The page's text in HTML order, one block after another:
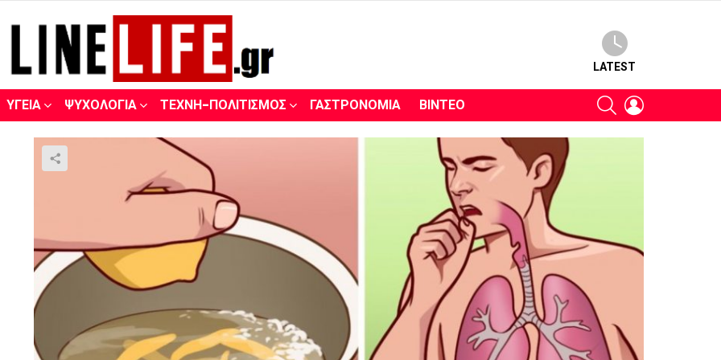
LATEST
ΥΓΕΊΑ ΨΥΧΟΛΟΓΊΑ ΤΈΧΝΗ-ΠΟΛΙΤΙΣΜΌΣ ΓΑΣΤΡΟΝΟΜΊΑ ΒΊΝΤΕΟ SEARCH